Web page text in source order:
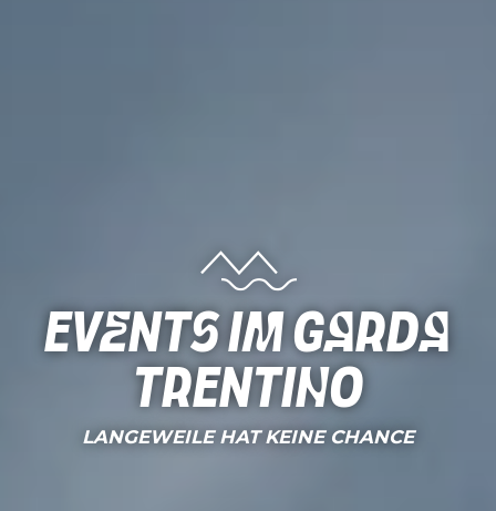
Events im Garda
Trentino
LANGEWEILE HAT KEINE CHANCE